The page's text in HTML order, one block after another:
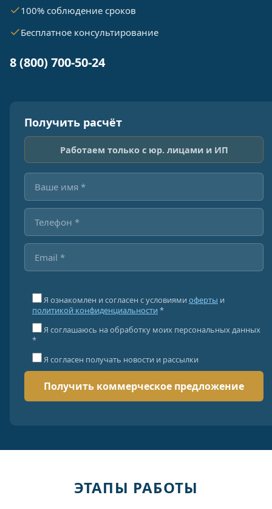
100% соблюдение сроков
Бесплатное консультирование
8 (800) 700-50-24
Получить расчёт
Работаем только с юр. лицами и ИП
Я ознакомлен и согласен с условиями оферты и
политикой конфиденциальности *
Я соглашаюсь на обработку моих персональных данных
*
Я согласен получать новости и рассылки
ЭТАПЫ РАБОТЫ